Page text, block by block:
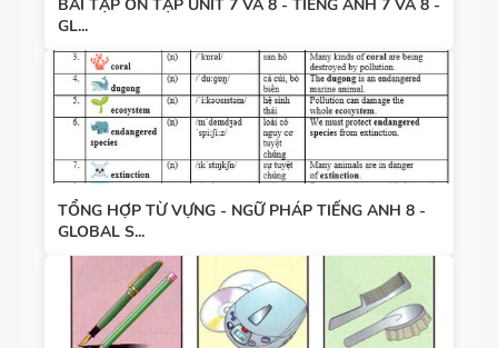
BÀI TẬP ÔN TẬP UNIT 7 VÀ 8 - TIẾNG ANH 7 VÀ 8 -
GL...
TỔNG HỢP TỪ VỰNG - NGỮ PHÁP TIẾNG ANH 8 -
GLOBAL S...